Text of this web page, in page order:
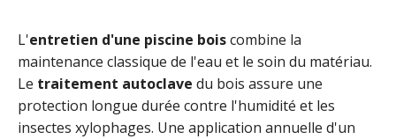
L'entretien d'une piscine boiscombine la
maintenance classique de l'eau et le soin du matériau.
Le traitement autoclave du bois assure une
protection longue durée contre l'humidité et les
insectes xylophages. Une application annuelle d'un